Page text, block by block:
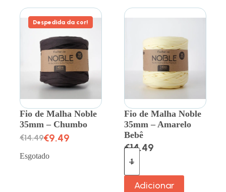
Despedida da cor!
Fio de Malha Noble
35mm – Chumbo
€14.49€9.49
Esgotado
Fio de Malha Noble
35mm – Amarelo
Bebê
€14.49
Adicionar